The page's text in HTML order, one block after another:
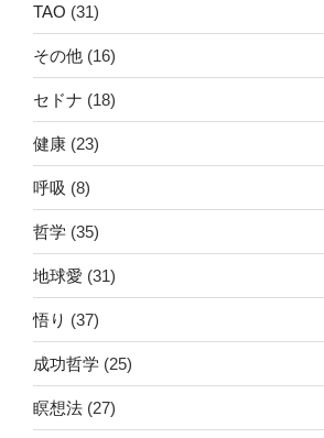
TAO (31)
その他 (16)
セドナ (18)
健康 (23)
呼吸 (8)
哲学 (35)
地球愛 (31)
悟り (37)
成功哲学 (25)
瞑想法 (27)